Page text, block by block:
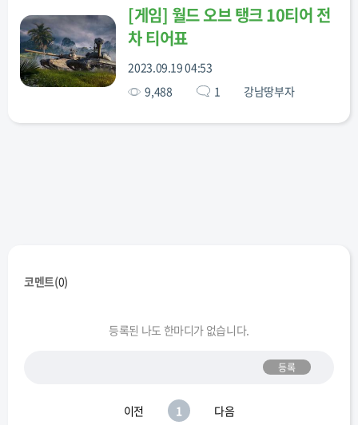
T110E3
FV4005 Badger
[게임] 월드 오브 탱크 10티어 전
차 티어표
2023.09.19 04:53
9,488
1 강남땅부자
코멘트(0)
등록된 나도 한마디가 없습니다.
등록
이전 1 다음